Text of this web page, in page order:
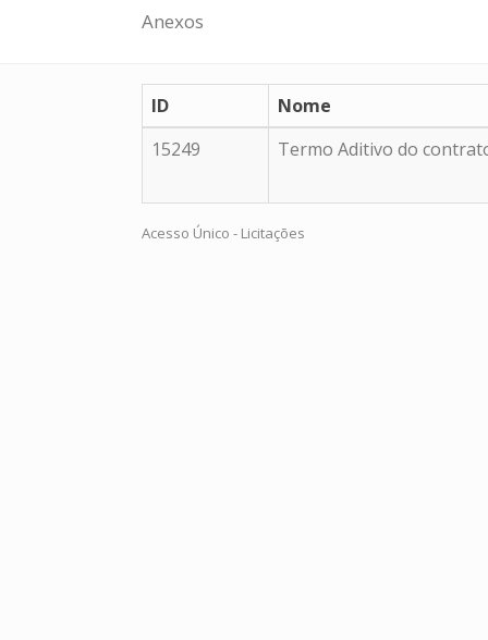
Anexos
ID
Nome
15249
Termo Aditivo do
Acesso Único - Licitações